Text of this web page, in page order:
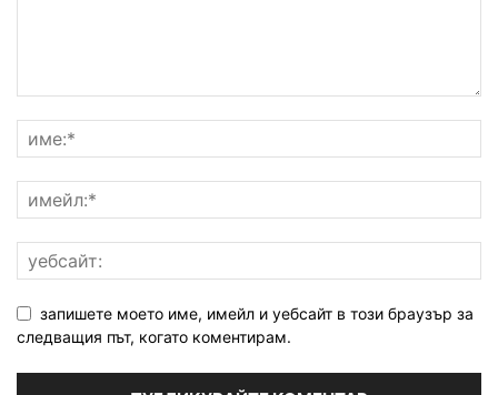
запишете моето име, имейл и уебсайт в този браузър за
следващия път, когато коментирам.